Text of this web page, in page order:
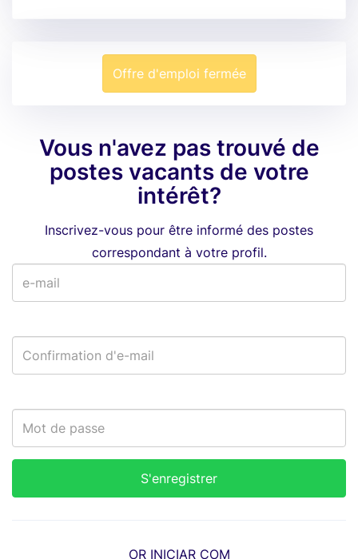
Offre d'emploi fermée
Vous n'avez pas trouvé de
postes vacants de votre
intérêt?
Inscrivez-vous pour être informé des postes
correspondant à votre profil.
OR INICIAR COM